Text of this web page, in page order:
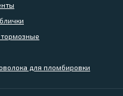
для пломбировки